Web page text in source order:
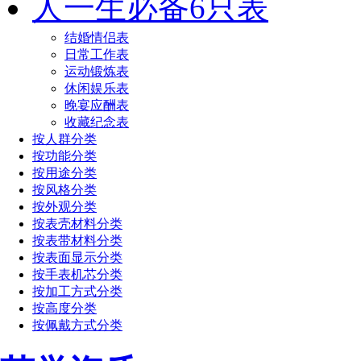
人一生必备6只表
结婚情侣表
日常工作表
运动锻炼表
休闲娱乐表
晚宴应酬表
收藏纪念表
按人群分类
按功能分类
按用途分类
按风格分类
按外观分类
按表壳材料分类
按表带材料分类
按表面显示分类
按手表机芯分类
按加工方式分类
按高度分类
按佩戴方式分类